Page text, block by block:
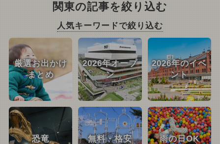
関東の記事を絞り込む
人気キーワードで絞り込む
厳選お出かけ
まとめ
2026年オープ
ン
2026年のイベ
ント
恐竜 無料・格安 雨の日OK